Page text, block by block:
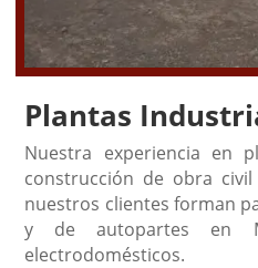
Plantas
Nuestra experiencia en
construcción de obra
nuestros clientes forman
y de autopartes en
electrodomésticos.